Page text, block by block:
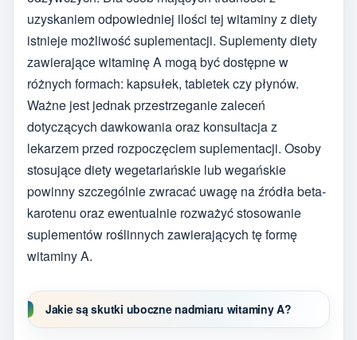
uzyskaniem odpowiedniej ilości tej witaminy z diety
istnieje możliwość suplementacji. Suplementy diety
zawierające witaminę A mogą być dostępne w
różnych formach: kapsułek, tabletek czy płynów.
Ważne jest jednak przestrzeganie zaleceń
dotyczących dawkowania oraz konsultacja z
lekarzem przed rozpoczęciem suplementacji. Osoby
stosujące diety wegetariańskie lub wegańskie
powinny szczególnie zwracać uwagę na źródła beta-
karotenu oraz ewentualnie rozważyć stosowanie
suplementów roślinnych zawierających tę formę
witaminy A.
Jakie są skutki uboczne nadmiaru witaminy A?